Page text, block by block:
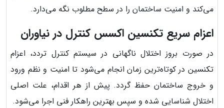
می‌کند و امنیت ساختمان را در سطح مطلوب نگه می‌دارد.
اعزام سریع تکنسین اکسس کنترل در نیاوران
در صورت بروز اختلال ناگهانی در سیستم کنترل تردد، اعزام
تکنسین در کوتاه‌ترین زمان انجام می‌شود تا امنیت و نظم ورود
و خروج ساختمان حفظ گردد. پیش از هر اقدام، علت اصلی
اختلال شناسایی شده و سپس بهترین راهکار فنی اجرا می‌شود.